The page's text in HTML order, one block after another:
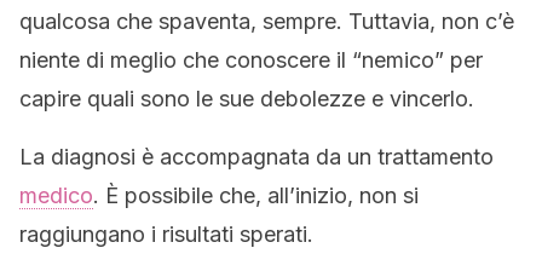
qualcosa che spaventa, sempre. Tuttavia, non c’è
niente di meglio che conoscere il “nemico” per
capire quali sono le sue debolezze e vincerlo.
La diagnosi è accompagnata da un trattamento
medico. È possibile che, all’inizio, non si
raggiungano i risultati sperati.